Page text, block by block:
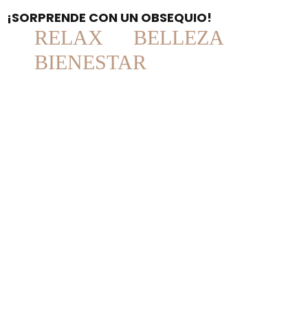
¡SORPRENDE CON UN OBSEQUIO!
RELAX
BELLEZA
BIENESTAR